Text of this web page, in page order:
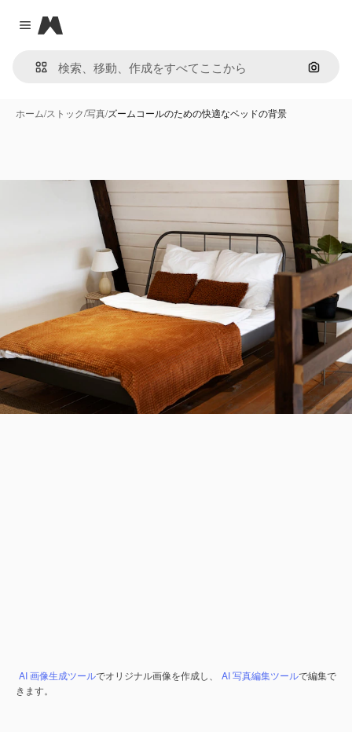
Close menu
Magnific
画像で
ホーム/ストック/写真/ズームコールのための快適なベッドの背景
AI 画像生成ツールでオリジナル画像を作成し、 AI 写真編集ツールで編集で
きます。